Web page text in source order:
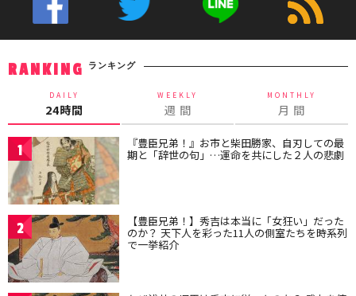
RANKING ランキング
DAILY
24時間
WEEKLY
週 間
MONTHLY
月 間
1 『豊臣兄弟！』お市と柴田勝家、自刃しての最
期と「辞世の句」…運命を共にした２人の悲劇
2 【豊臣兄弟！】秀吉は本当に「女狂い」だった
のか？ 天下人を彩った11人の側室たちを時系列
で一挙紹介